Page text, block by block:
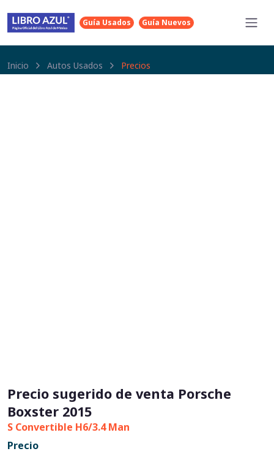
Guía Usados Guía Nuevos
Inicio Autos Usados Precios
Precio sugerido de venta Porsche
Boxster 2015
S Convertible H6/3.4 Man
Precio